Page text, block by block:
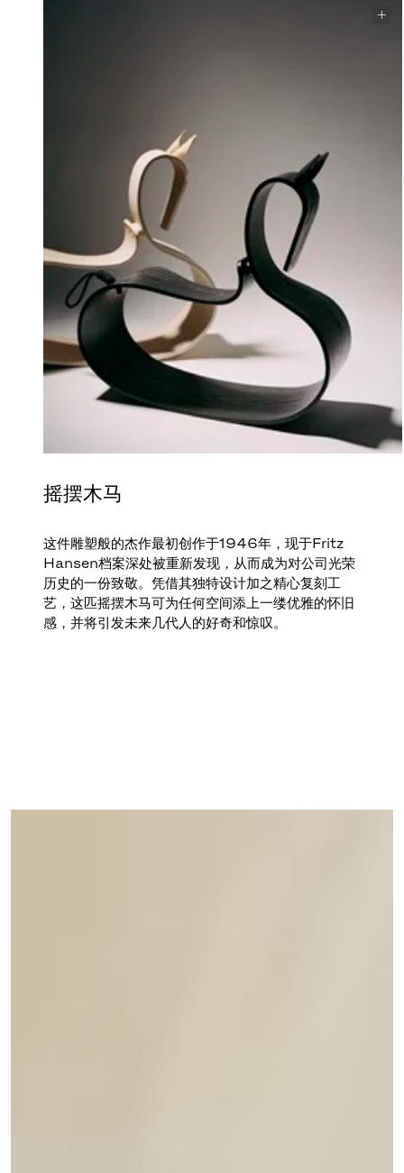
摇摆木马
这件雕塑般的杰作最初创作于1946年，现于Fritz
Hansen档案深处被重新发现，从而成为对公司光荣
历史的一份致敬。凭借其独特设计加之精心复刻工
艺，这匹摇摆木马可为任何空间添上一缕优雅的怀旧
感，并将引发未来几代人的好奇和惊叹。